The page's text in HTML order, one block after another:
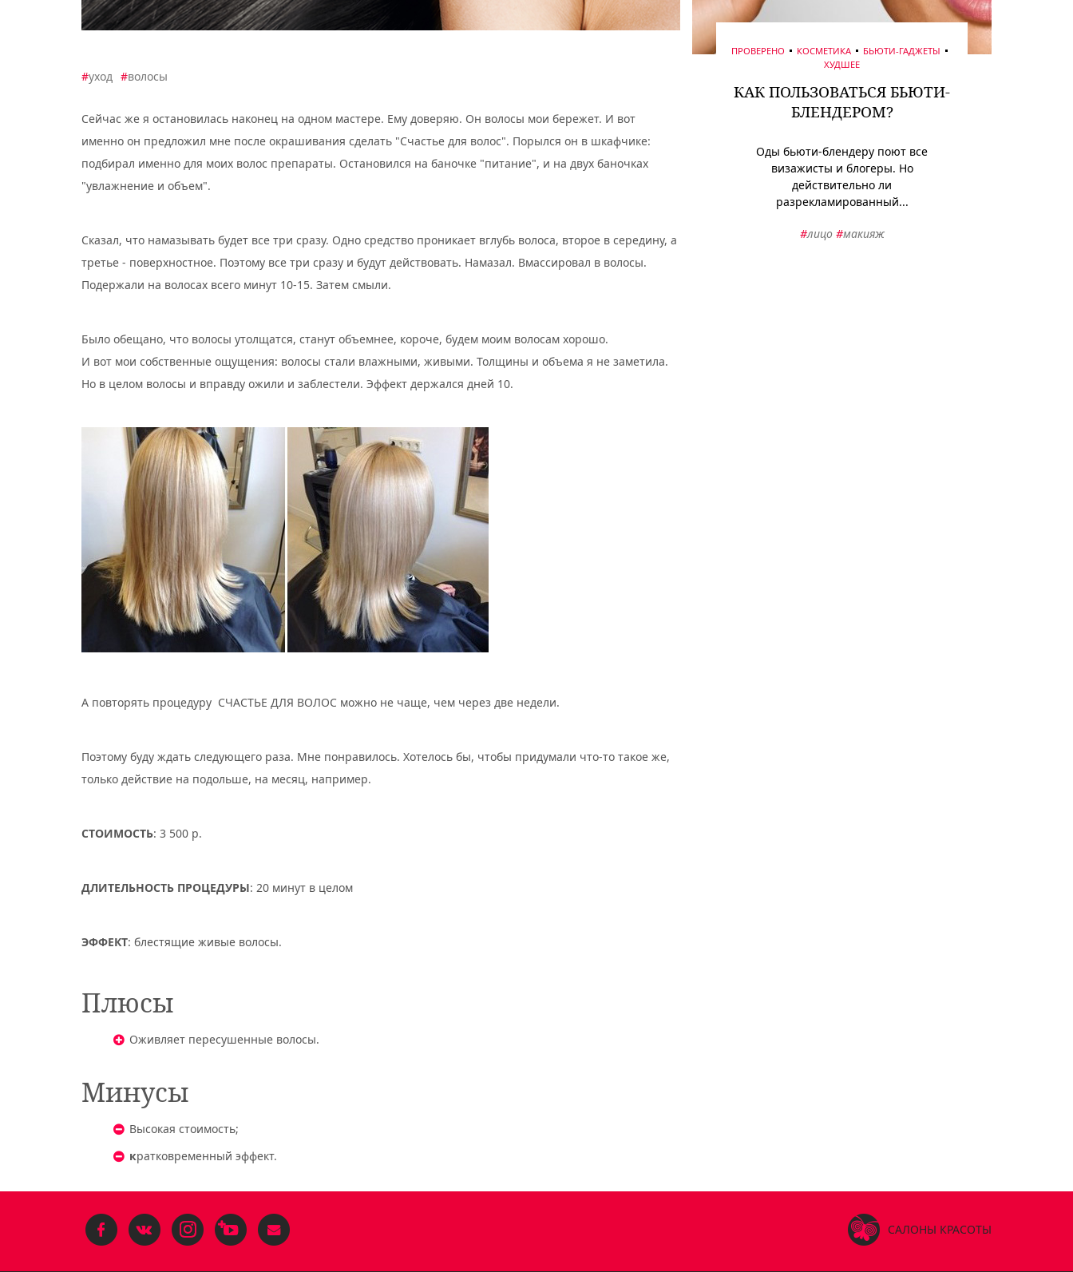
#уход #волосы
Сейчас же я остановилась наконец на одном мастере. Ему доверяю. Он волосы мои бережет. И вот
именно он предложил мне после окрашивания сделать "Счастье для волос". Порылся он в шкафчике:
подбирал именно для моих волос препараты. Остановился на баночке "питание", и на двух баночках
"увлажнение и объем".
Сказал, что намазывать будет все три сразу. Одно средство проникает вглубь волоса, второе в середину, а
третье - поверхностное. Поэтому все три сразу и будут действовать. Намазал. Вмассировал в волосы.
Подержали на волосах всего минут 10-15. Затем смыли.
Было обещано, что волосы утолщатся, станут объемнее, короче, будем моим волосам хорошо.
И вот мои собственные ощущения: волосы стали влажными, живыми. Толщины и объема я не заметила.
Но в целом волосы и вправду ожили и заблестели. Эффект держался дней 10.
А повторять процедуру СЧАСТЬЕ ДЛЯ ВОЛОС можно не чаще, чем через две недели.
Поэтому буду ждать следующего раза. Мне понравилось. Хотелось бы, чтобы придумали что-то такое же,
только действие на подольше, на месяц, например.
СТОИМОСТЬ: 3 500 р.
ДЛИТЕЛЬНОСТЬ ПРОЦЕДУРЫ: 20 минут в целом
ЭФФЕКТ: блестящие живые волосы.
Плюсы
Оживляет пересушенные волосы.
Минусы
Высокая стоимость;
кратковременный эффект.
ПРОВЕРЕНО КОСМЕТИКА
БЬЮТИ-ГАДЖЕТЫ
ХУДШЕЕ
КАК ПОЛЬЗОВАТЬСЯ БЬЮТИ-
БЛЕНДЕРОМ?
Оды бьюти-блендеру поют все
визажисты и блогеры. Но
действительно ли
разрекламированный...
#лицо #макияж
САЛОНЫ КРАСОТЫ